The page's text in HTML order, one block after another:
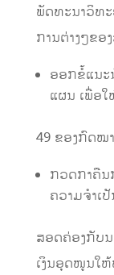
ພັດທະນາວິທະ
ການຕ່າງໆຂອ
ອອກຂໍ້ແນະ
ແຜນ ​ເພື່ອ​
49 ຂອງກົດໝ
ກວດກາຄືນ
ຄວາມຈຳເ
ສອດຄ່ອງກັບ
ເງິນອຸດໜູນໃຫ້